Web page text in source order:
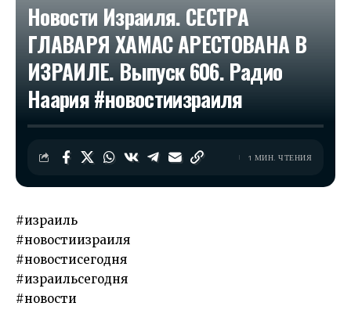
Новости Израиля. СЕСТРА
ГЛАВАРЯ ХАМАС АРЕСТОВАНА В
ИЗРАИЛЕ. Выпуск 606. Радио
Наария #новостиизраиля
1 МИН. ЧТЕНИЯ
#израиль
#новостиизраиля
#новостисегодня
#израильсегодня
#новости